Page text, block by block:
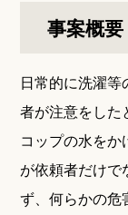
事案概要
日常的に洗濯
者が注意をした
コップの水を
が依頼者だけで
ず、何らかの危